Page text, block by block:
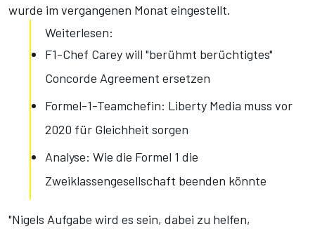
wurde im vergangenen Monat eingestellt.
Weiterlesen:
F1-Chef Carey will "berühmt berüchtigtes"
Concorde Agreement ersetzen
Formel-1-Teamchefin: Liberty Media muss vor
2020 für Gleichheit sorgen
Analyse: Wie die Formel 1 die
Zweiklassengesellschaft beenden könnte
"Nigels Aufgabe wird es sein, dabei zu helfen,